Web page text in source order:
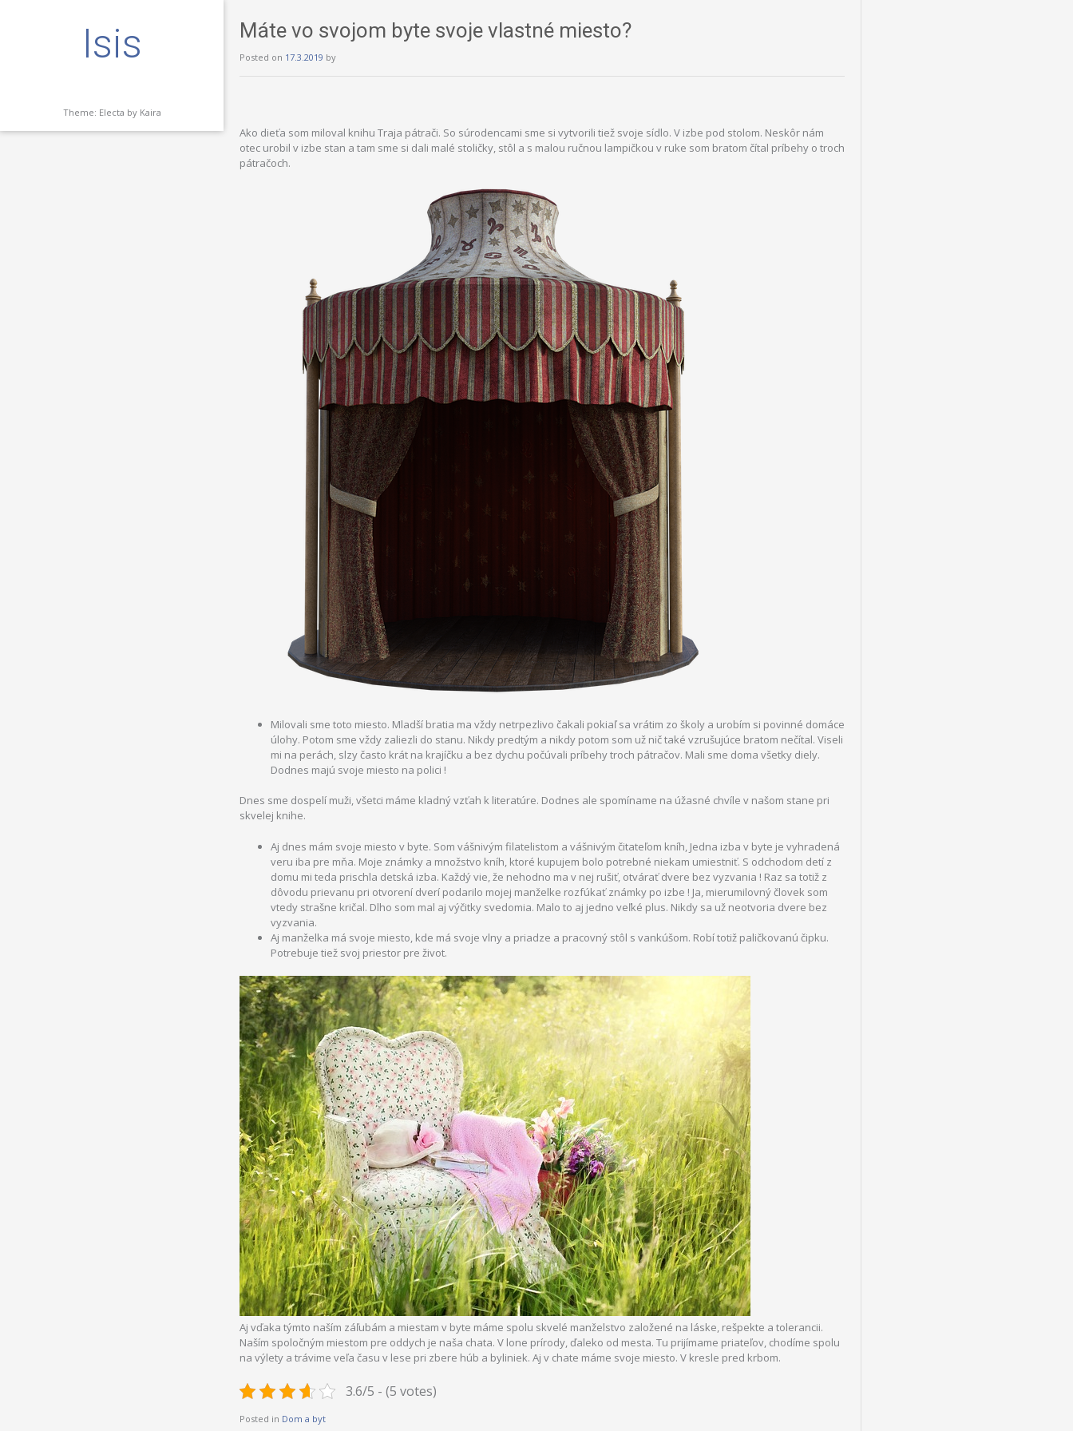
Isis
Theme: Electa by Kaira
Máte vo svojom byte svoje vlastné miesto?
Posted on 17.3.2019 by
Ako dieťa som miloval knihu Traja pátrači. So súrodencami sme si vytvorili tiež svoje sídlo. V izbe pod stolom. Neskôr nám
otec urobil v izbe stan a tam sme si dali malé stoličky, stôl a s malou ručnou lampičkou v ruke som bratom čítal príbehy o troch
pátračoch.
Milovali sme toto miesto. Mladší bratia ma vždy netrpezlivo čakali pokiaľ sa vrátim zo školy a urobím si povinné domáce
úlohy. Potom sme vždy zaliezli do stanu. Nikdy predtým a nikdy potom som už nič také vzrušujúce bratom nečítal. Viseli
mi na perách, slzy často krát na krajíčku a bez dychu počúvali príbehy troch pátračov. Mali sme doma všetky diely.
Dodnes majú svoje miesto na polici !
Dnes sme dospelí muži, všetci máme kladný vzťah k literatúre. Dodnes ale spomíname na úžasné chvíle v našom stane pri
skvelej knihe.
Aj dnes mám svoje miesto v byte. Som vášnivým filatelistom a vášnivým čitateľom kníh, Jedna izba v byte je vyhradená
veru iba pre mňa. Moje známky a množstvo kníh, ktoré kupujem bolo potrebné niekam umiestniť. S odchodom detí z
domu mi teda prischla detská izba. Každý vie, že nehodno ma v nej rušiť, otvárať dvere bez vyzvania ! Raz sa totiž z
dôvodu prievanu pri otvorení dverí podarilo mojej manželke rozfúkať známky po izbe ! Ja, mierumilovný človek som
vtedy strašne kričal. Dlho som mal aj výčitky svedomia. Malo to aj jedno veľké plus. Nikdy sa už neotvoria dvere bez
vyzvania.
Aj manželka má svoje miesto, kde má svoje vlny a priadze a pracovný stôl s vankúšom. Robí totiž paličkovanú čipku.
Potrebuje tiež svoj priestor pre život.
Aj vďaka týmto naším záľubám a miestam v byte máme spolu skvelé manželstvo založené na láske, rešpekte a tolerancii.
Naším spoločným miestom pre oddych je naša chata. V lone prírody, ďaleko od mesta. Tu prijímame priateľov, chodíme spolu
na výlety a trávime veľa času v lese pri zbere húb a byliniek. Aj v chate máme svoje miesto. V kresle pred krbom.
3.6/5 - (5 votes)
Posted in Dom a byt